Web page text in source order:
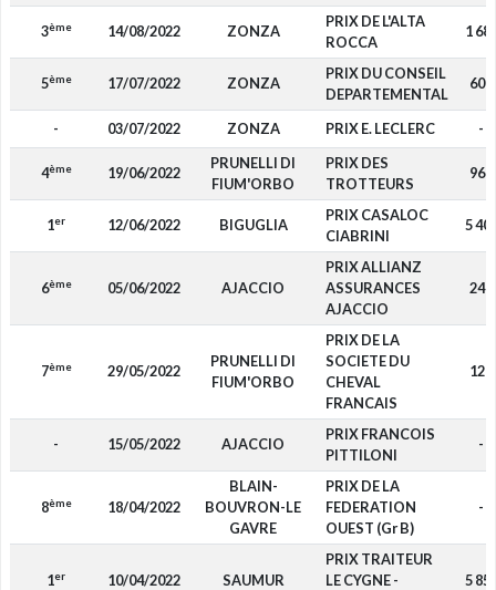
3ème 14/08/2022 ZONZA
PRIX DE L'ALTA
ROCCA
1
5ème 17/07/2022 ZONZA
PRIX DU CONSEIL
DEPARTEMENTAL
600
- 03/07/2022 ZONZA PRIX E. LECLERC -
4ème 19/06/2022
PRUNELLI DI
FIUM'ORBO
PRIX DES
TROTTEURS
960
1er 12/06/2022 BIGUGLIA
PRIX CASALOC
CIABRINI
5
6ème 05/06/2022 AJACCIO
PRIX ALLIANZ
ASSURANCES
AJACCIO
240
7ème 29/05/2022
PRUNELLI DI
FIUM'ORBO
PRIX DE LA
SOCIETE DU
CHEVAL
FRANCAIS
120
- 15/05/2022 AJACCIO
PRIX FRANCOIS
PITTILONI
-
8ème 18/04/2022
BLAIN-
BOUVRON-LE
GAVRE
PRIX DE LA
FEDERATION
OUEST (Gr B)
-
1er 10/04/2022 SAUMUR
PRIX TRAITEUR
LE CYGNE -
5